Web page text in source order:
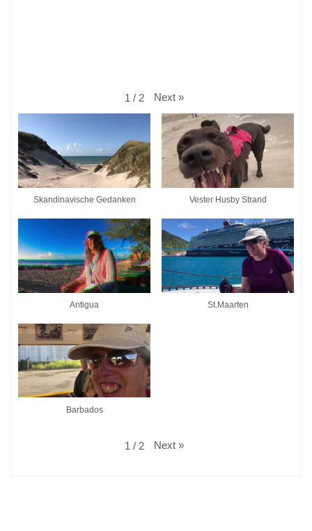
1 / 2 Next »
Skandinavische Gedanken Vester Husby Strand
Antigua St.Maarten
Barbados
1 / 2 Next »